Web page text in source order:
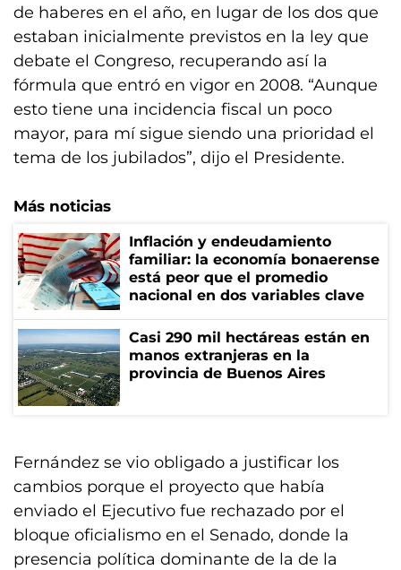
de haberes en el año, en lugar de los dos que
estaban inicialmente previstos en la ley que
debate el Congreso, recuperando así la
fórmula que entró en vigor en 2008. “Aunque
esto tiene una incidencia fiscal un poco
mayor, para mí sigue siendo una prioridad el
tema de los jubilados”, dijo el Presidente.
Más noticias
Inflación y endeudamiento
familiar: la economía bonaerense
está peor que el promedio
nacional en dos variables clave
Casi 290 mil hectáreas están en
manos extranjeras en la
provincia de Buenos Aires
Fernández se vio obligado a justificar los
cambios porque el proyecto que había
enviado el Ejecutivo fue rechazado por el
bloque oficialismo en el Senado, donde la
presencia política dominante de la de la